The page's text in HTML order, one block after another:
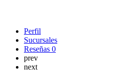
Perfil
Sucursales
Reseñas 0
prev
next